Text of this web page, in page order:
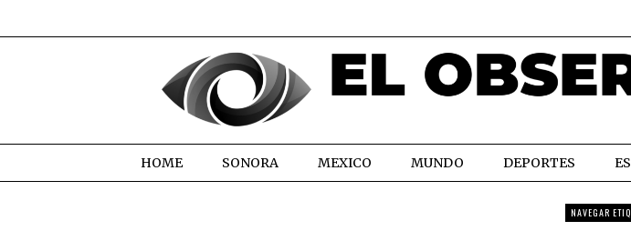
HOME SONORA MEXICO MUNDO DEPORTES
NAVEGAR